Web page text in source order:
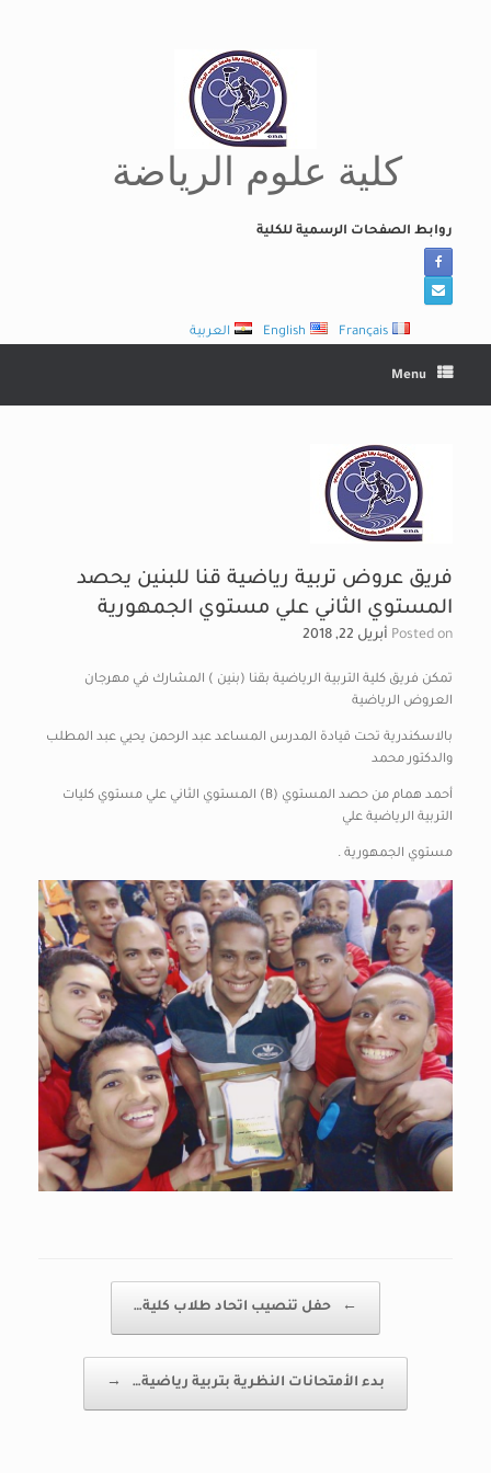
كلية علوم الرياضة
روابط الصفحات الرسمية للكلية
العربية English Français
Menu
فريق عروض تربية رياضية قنا للبنين يحصد
المستوي الثاني علي مستوي الجمهورية
Posted on أبريل 22, 2018
تمكن فريق كلية التربية الرياضية بقنا (بنين ) المشارك في مهرجان
العروض الرياضية
بالاسكندرية تحت قيادة المدرس المساعد عبد الرحمن يحيي عبد المطلب
والدكتور محمد
أحمد همام من حصد المستوي (B) المستوي الثاني علي مستوي كليات
التربية الرياضية علي
مستوي الجمهورية .
← حفل تنصيب اتحاد طلاب كلية…
بدء الأمتحانات النظرية بتربية رياضية… →